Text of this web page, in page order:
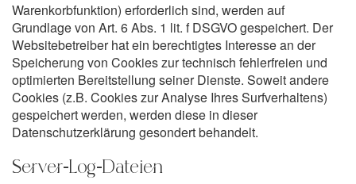
Warenkorbfunktion) erforderlich sind, werden auf
Grundlage von Art. 6 Abs. 1 lit. f DSGVO gespeichert. Der
Websitebetreiber hat ein berechtigtes Interesse an der
Speicherung von Cookies zur technisch fehlerfreien und
optimierten Bereitstellung seiner Dienste. Soweit andere
Cookies (z.B. Cookies zur Analyse Ihres Surfverhaltens)
gespeichert werden, werden diese in dieser
Datenschutzerklärung gesondert behandelt.
Server-Log-Dateien